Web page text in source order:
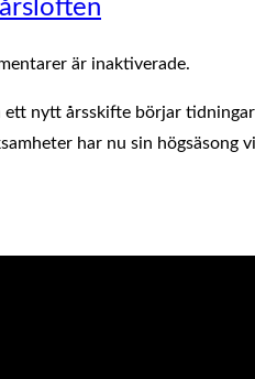
är inaktiverade.
nytt årsskifte börjar
har nu sin